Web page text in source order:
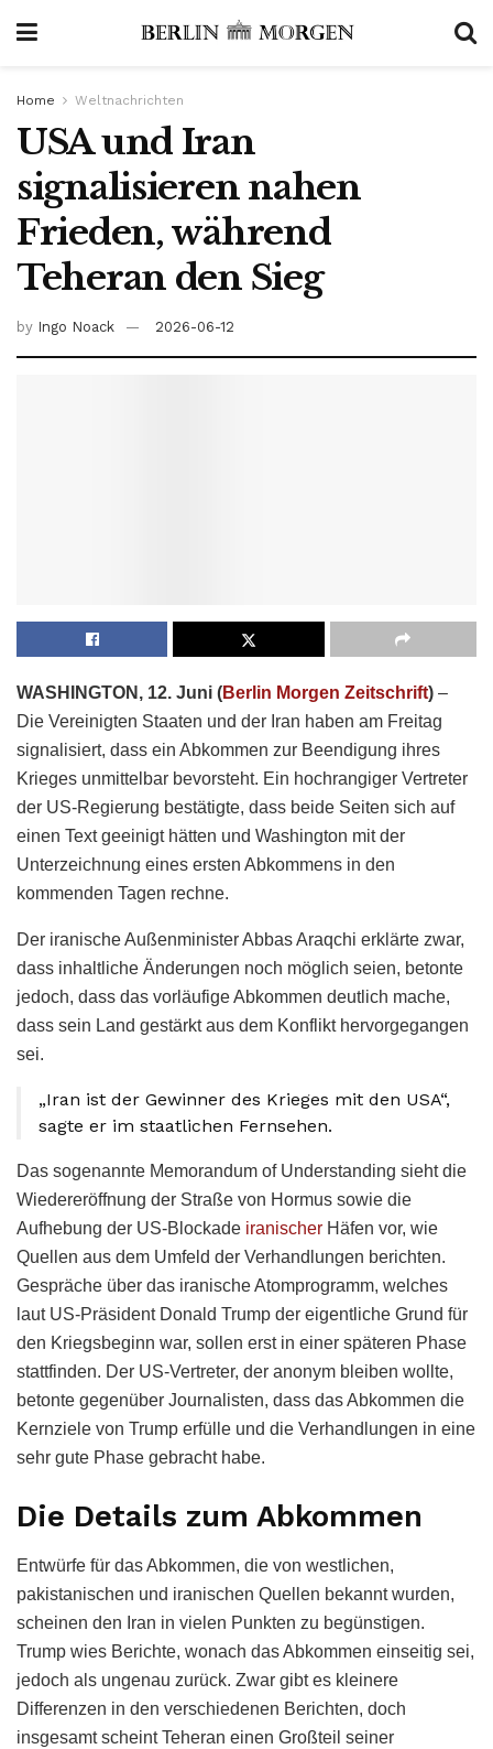
Home Weltnachrichten
USA und Iran
signalisieren nahen
Frieden, während
Teheran den Sieg
by Ingo Noack 2026-06-12
WASHINGTON, 12. Juni (Berlin Morgen Zeitschrift) –
Die Vereinigten Staaten und der Iran haben am Freitag
signalisiert, dass ein Abkommen zur Beendigung ihres
Krieges unmittelbar bevorsteht. Ein hochrangiger Vertreter
der US-Regierung bestätigte, dass beide Seiten sich auf
einen Text geeinigt hätten und Washington mit der
Unterzeichnung eines ersten Abkommens in den
kommenden Tagen rechne.
Der iranische Außenminister Abbas Araqchi erklärte zwar,
dass inhaltliche Änderungen noch möglich seien, betonte
jedoch, dass das vorläufige Abkommen deutlich mache,
dass sein Land gestärkt aus dem Konflikt hervorgegangen
sei.
„Iran ist der Gewinner des Krieges mit den USA“,
sagte er im staatlichen Fernsehen.
Das sogenannte Memorandum of Understanding sieht die
Wiedereröffnung der Straße von Hormus sowie die
Aufhebung der US-Blockade iranischer Häfen vor, wie
Quellen aus dem Umfeld der Verhandlungen berichten.
Gespräche über das iranische Atomprogramm, welches
laut US-Präsident Donald Trump der eigentliche Grund für
den Kriegsbeginn war, sollen erst in einer späteren Phase
stattfinden. Der US-Vertreter, der anonym bleiben wollte,
betonte gegenüber Journalisten, dass das Abkommen die
Kernziele von Trump erfülle und die Verhandlungen in eine
sehr gute Phase gebracht habe.
Die Details zum Abkommen
Entwürfe für das Abkommen, die von westlichen,
pakistanischen und iranischen Quellen bekannt wurden,
scheinen den Iran in vielen Punkten zu begünstigen.
Trump wies Berichte, wonach das Abkommen einseitig sei,
jedoch als ungenau zurück. Zwar gibt es kleinere
Differenzen in den verschiedenen Berichten, doch
insgesamt scheint Teheran einen Großteil seiner